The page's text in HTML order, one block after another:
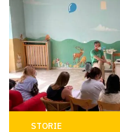
STORIE